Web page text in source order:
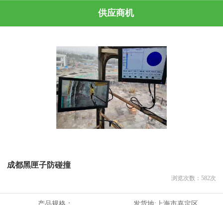
供应商机
成都黑匣子防碰撞
浏览次数： 582次